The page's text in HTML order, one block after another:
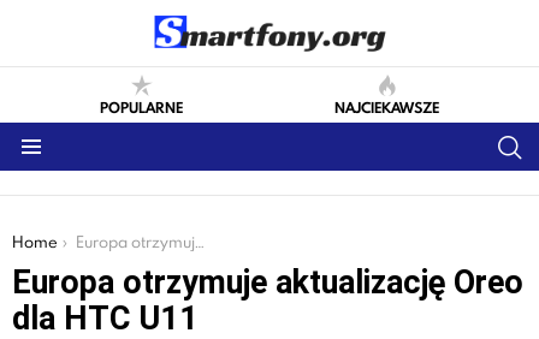
POPULARNE NAJCIEKAWSZE
You are here:
Home Europa otrzymuje aktualizację Oreo dla HTC U11
Europa otrzymuje aktualizację Oreo
dla HTC U11